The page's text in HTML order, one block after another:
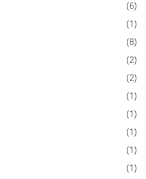
(6)
(1)
(8)
(2)
(2)
(1)
(1)
(1)
(1)
(1)